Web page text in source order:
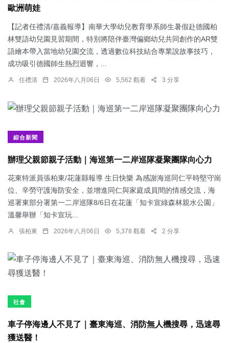
歐洲萌娃
【記者任禮清/嘉義報導】南華大學幼兒教育學系師生暑假赴德國柏
林雙語幼兒園見習期間，特別將陪伴臺灣偏鄉幼兒共同創作的AR雙
語繪本帶入當地幼兒園交流，透過數位科技結合專業說故事技巧，
成功吸引德國師生熱烈迴響，...
任禮清 2026年八月06日 5,562 觀看 3 分享
綜合新聞
辦理父親節親子活動｜海巡第一二岸巡隊凝聚團隊向心力
花東特派員張柏東/花蓮縣報導 生日快樂 為感謝海巡同仁平時堅守崗
位、辛勞守護海防安全，並增進同仁與家庭成員間的情感交流，海
巡署東部分署第一二岸巡隊8/6日在花蓮「知卡宣綠森林親水公園」
溫馨舉辦「知卡宣玩...
張柏東 2026年八月06日 5,378 觀看 2 分享
社會
車子停海邊人不見了｜臺東海巡、消防無人機搜尋，迅速尋
獲送醫！